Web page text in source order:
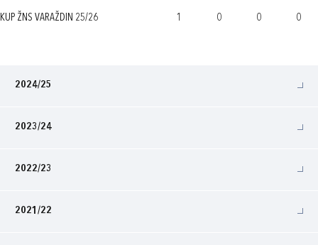
KUP ŽNS VARAŽDIN 25/26 1 0 0 0
2024/25
2023/24
2022/23
2021/22